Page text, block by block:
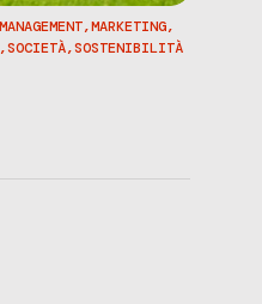
MANAGEMENT,MARKETING,
,SOCIETÀ,SOSTENIBILITÀ